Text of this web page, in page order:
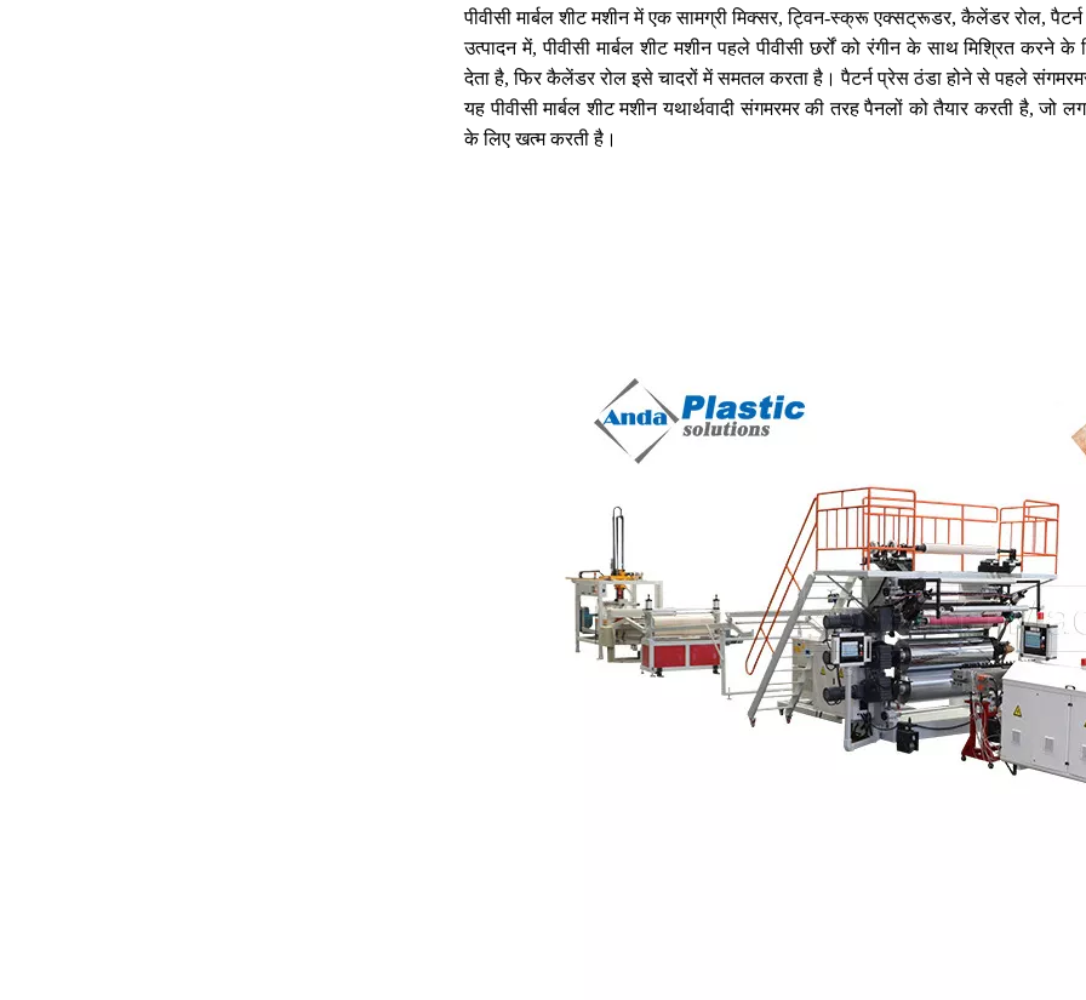
पीवीसी मार्बल शीट मशीन में एक सामग्री मिक्सर, ट्विन-स्क्रू एक्सट्रूडर, कैलेंडर रोल,
उत्पादन में, पीवीसी मार्बल शीट मशीन पहले पीवीसी छर्रों को रंगीन के साथ मिश्रित
देता है, फिर कैलेंडर रोल इसे चादरों में समतल करता है। पैटर्न प्रेस ठंडा होने से पहले
यह पीवीसी मार्बल शीट मशीन यथार्थवादी संगमरमर की तरह पैनलों को तैयार करती है,
के लिए खत्म करती है।